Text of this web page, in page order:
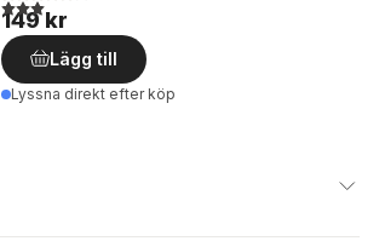
149 kr
Lägg till
Lyssna direkt efter köp